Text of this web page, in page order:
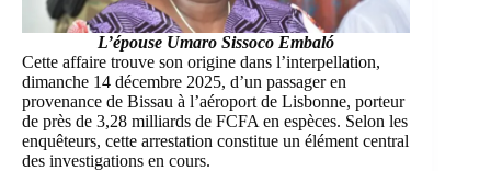
L’épouse Umaro Sissoco Embaló
Cette affaire trouve son origine dans l’interpellation,
dimanche 14 décembre 2025, d’un passager en
provenance de Bissau à l’aéroport de Lisbonne, porteur
de près de 3,28 milliards de FCFA en espèces. Selon les
enquêteurs, cette arrestation constitue un élément central
des investigations en cours.